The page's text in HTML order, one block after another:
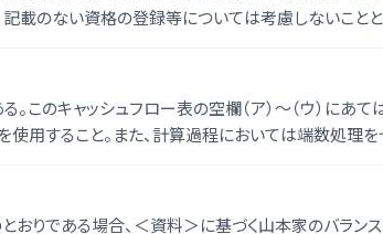
載のない資格の登録等については考慮しないことと
このキャッシュフロー表の空欄（ア）〜（ウ）にあ
使用すること。また、計算過程においては端数処
りである場合、＜資料＞に基づく山本家のバランス